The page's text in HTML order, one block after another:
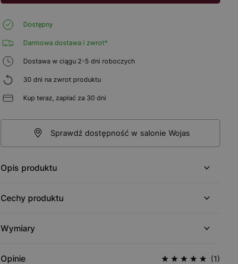
Dostępny
Darmowa dostawa i zwrot*
Dostawa w ciągu 2-5 dni roboczych
30 dni na zwrot produktu
Kup teraz, zapłać za 30 dni
Sprawdź dostępność w salonie Wojas
Opis produktu
Cechy produktu
Wymiary
Opinie (1)